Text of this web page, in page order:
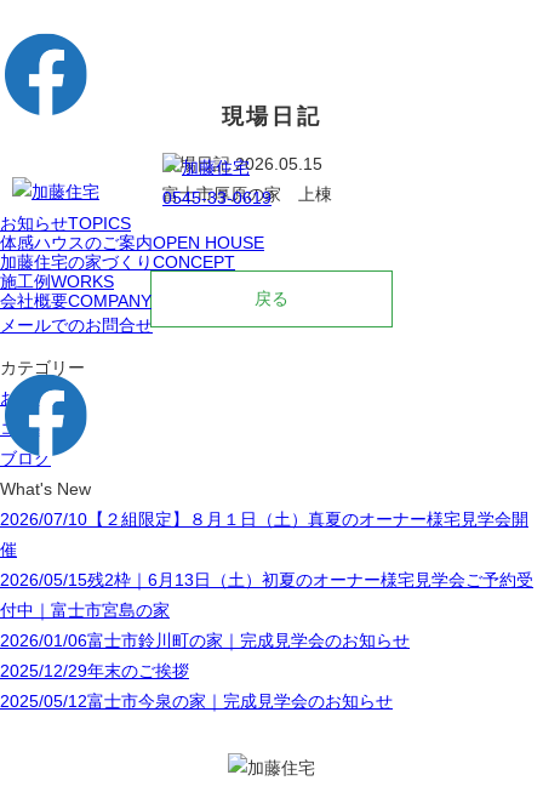
0545-33-0619
お知らせTOPICS
体感ハウスのご案内OPEN HOUSE
加藤住宅の家づくりCONCEPT
施工例WORKS
会社概要COMPANY
メールでのお問合せ
現場日記
現場日記 2026.05.15
富士市厚原の家 上棟
戻る
カテゴリー
お知らせ
コラム
ブログ
What's New
2026/07/10 【２組限定】８月１日（土）真夏のオーナー様宅見学会開
催
2026/05/15残2枠｜6月13日（土）初夏のオーナー様宅見学会ご予約受
付中｜富士市宮島の家
2026/01/06富士市鈴川町の家｜完成見学会のお知らせ
2025/12/29年末のご挨拶
2025/05/12富士市今泉の家｜完成見学会のお知らせ